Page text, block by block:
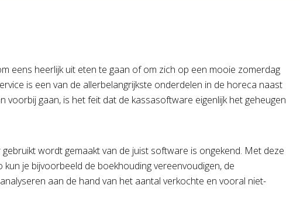
eens heerlijk uit eten te gaan of om zich op een mooie zomerdag
is een van de allerbelangrijkste onderdelen in de horeca naast
voorbij gaan, is het feit dat de kassasoftware eigenlijk het geheugen
wordt gemaakt van de juist software is ongekend. Met deze
je bijvoorbeeld de boekhouding vereenvoudigen, de
aan de hand van het aantal verkochte en vooral niet-